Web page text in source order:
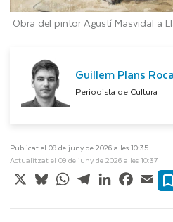
Obra del pintor Agustí Masvidal a
Guillem Plans Roca
Periodista de Cultura
Publicat el 09 de juny de 2026 a les 10:35
Actualitzat el 09 de juny de 2026 a les 10:37
X BlueskyWhatsApp
TelegramLinkedIn